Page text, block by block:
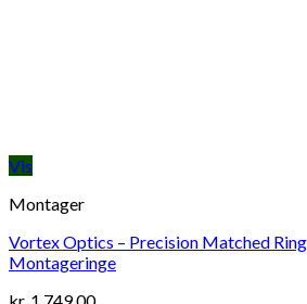
Vis
Montager
Vortex Optics – Precision Matched
Montageringe